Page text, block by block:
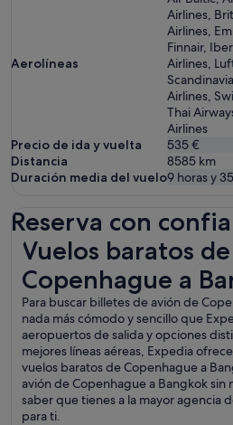
Aerolíneas
Airlines,
Airlines,
Finnair,
Airlines,
Airlines,
Thai
Airlines
Precio de ida y vuelta
535 €
Distancia
8585 km
Duración media del vuelo9 horas y
Reserva con
Vuelos baratos de
Copenhague a
Para buscar billetes de avión de
nada más cómodo y sencillo que
aeropuertos de salida y opciones
mejores líneas aéreas, Expedia
vuelos baratos de Copenhague a
avión de Copenhague a Bangkok
saber que tienes a la mayor agencia
para ti.
Vuelos baratos de Copenhague